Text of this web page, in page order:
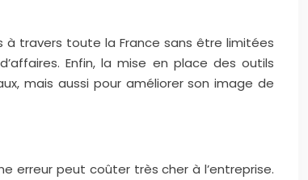
travers toute la France sans être limitées
Enfin, la mise en place des outils
mais aussi pour améliorer son image de
erreur peut coûter très cher à l’entreprise.